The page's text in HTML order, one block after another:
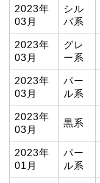
2023年
03月
シル
バ系
2023年
03月
グレ
ー系
2023年
03月
パー
ル系
2023年
03月
黒系
2023年
01月
パー
ル系